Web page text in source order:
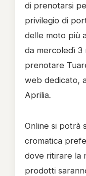
di prenotarsi
privilegio di
delle moto più
da mercoledì 3
prenotare
web dedicato,
Aprilia.
Online si potrà
cromatica
dove ritirare la
prodotti